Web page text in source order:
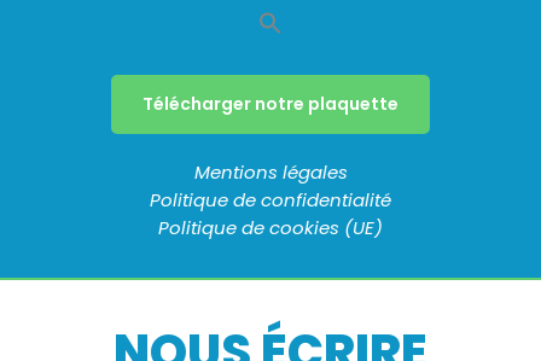
Télécharger notre plaquette
Mentions légales
Politique de confidentialité
Politique de cookies (UE)